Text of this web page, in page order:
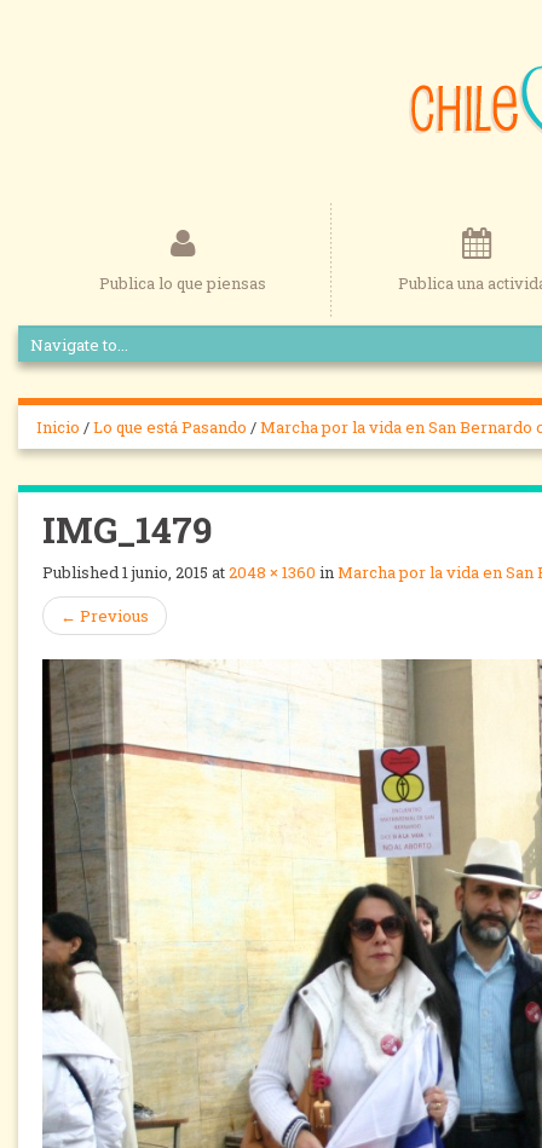
Publica lo que piensas Publica una
Inicio /Lo que está Pasando /Marcha por la vida en San Bernardo
IMG_1479
Published1 junio, 2015 at2048 × 1360 inMarcha por la vida en
← Previous